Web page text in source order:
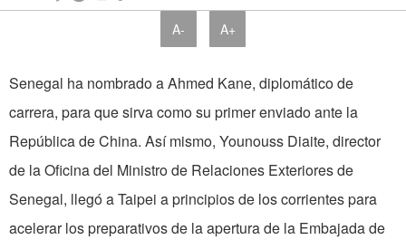
A- A+
Senegal ha nombrado a Ahmed Kane, diplomático de
carrera, para que sirva como su primer enviado ante la
República de China. Así mismo, Younouss Diaite, director
de la Oficina del Ministro de Relaciones Exteriores de
Senegal, llegó a Taipei a principios de los corrientes para
acelerar los preparativos de la apertura de la Embajada de